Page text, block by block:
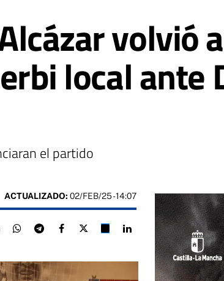
volvió a
local ante
el partido
ACTUALIZADO: 02/FEB/25 - 14:07